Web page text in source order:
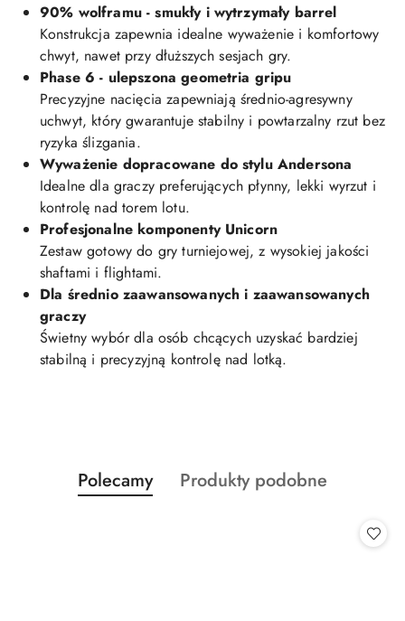
90% wolframu - smukły i wytrzymały barrel
Konstrukcja zapewnia idealne wyważenie i komfortowy
chwyt, nawet przy dłuższych sesjach gry.
Phase 6 - ulepszona geometria gripu
Precyzyjne nacięcia zapewniają średnio-agresywny
uchwyt, który gwarantuje stabilny i powtarzalny rzut bez
ryzyka ślizgania.
Wyważenie dopracowane do stylu Andersona
Idealne dla graczy preferujących płynny, lekki wyrzut i
kontrolę nad torem lotu.
Profesjonalne komponenty Unicorn
Zestaw gotowy do gry turniejowej, z wysokiej jakości
shaftami i flightami.
Dla średnio zaawansowanych i zaawansowanych
graczy
Świetny wybór dla osób chcących uzyskać bardziej
stabilną i precyzyjną kontrolę nad lotką.
Pomiń karuzelę produktów
Produkty
o
Polecamy
Produkty
Produkty podobne